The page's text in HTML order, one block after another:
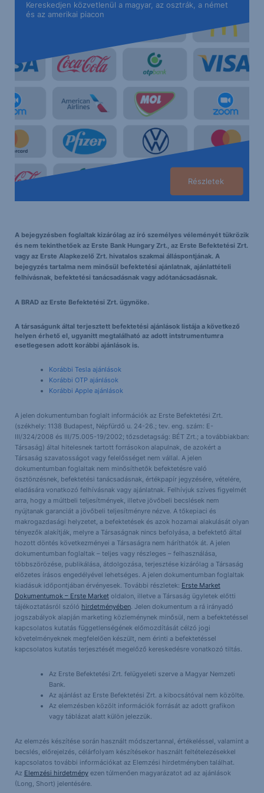
Kereskedjen közvetlenül a magyar, az osztrák, a német
és az amerikai piacon
Részletek
A bejegyzésben foglaltak kizárólag az író személyes véleményét tükrözik
és nem tekinthetőek az Erste Bank Hungary Zrt., az Erste Befektetési Zrt.
vagy az Erste Alapkezelő Zrt. hivatalos szakmai álláspontjának. A
bejegyzés tartalma nem minősül befektetési ajánlatnak, ajánlattételi
felhívásnak, befektetési tanácsadásnak vagy adótanácsadásnak.
A BRAD az Erste Befektetési Zrt. ügynöke.
A társaságunk által terjesztett befektetési ajánlások listája a következő
helyen érhető el, ugyanitt megtalálható az adott intstrumentumra
esetlegesen adott korábbi ajánlások is.
Korábbi Tesla ajánlások
Korábbi OTP ajánlások
Korábbi Apple ajánlások
A jelen dokumentumban foglalt információk az Erste Befektetési Zrt.
(székhely: 1138 Budapest, Népfürdő u. 24-26.; tev. eng. szám: E-
III/324/2008 és III/75.005-19/2002; tőzsdetagság: BÉT Zrt.; a továbbiakban:
Társaság) által hitelesnek tartott forrásokon alapulnak, de azokért a
Társaság szavatosságot vagy felelősséget nem vállal. A jelen
dokumentumban foglaltak nem minősíthetők befektetésre való
ösztönzésnek, befektetési tanácsadásnak, értékpapír jegyzésére, vételére,
eladására vonatkozó felhívásnak vagy ajánlatnak. Felhívjuk szíves figyelmét
arra, hogy a múltbeli teljesítmények, illetve jövőbeli becslések nem
nyújtanak garanciát a jövőbeli teljesítményre nézve. A tőkepiaci és
makrogazdasági helyzetet, a befektetések és azok hozamai alakulását olyan
tényezők alakítják, melyre a Társaságnak nincs befolyása, a befektető által
hozott döntés következményei a Társaságra nem háríthatók át. A jelen
dokumentumban foglaltak – teljes vagy részleges – felhasználása,
többszörözése, publikálása, átdolgozása, terjesztése kizárólag a Társaság
előzetes írásos engedélyével lehetséges. A jelen dokumentumban foglaltak
kiadásuk időpontjában érvényesek. További részletek: Erste Market
Dokumentumok – Erste Marketoldalon, illetve a Társaság ügyletek előtti
tájékoztatásról szóló hirdetményében. Jelen dokumentum a rá irányadó
jogszabályok alapján marketing közleménynek minősül, nem a befektetéssel
kapcsolatos kutatás függetlenségének előmozdítását célzó jogi
követelményeknek megfelelően készült, nem érinti a befektetéssel
kapcsolatos kutatás terjesztését megelőző kereskedésre vonatkozó tiltás.
Az Erste Befektetési Zrt. felügyeleti szerve a Magyar Nemzeti
Bank.
Az ajánlást az Erste Befektetési Zrt. a kibocsátóval nem közölte.
Az elemzésben közölt információk forrását az adott grafikon
vagy táblázat alatt külön jelezzük.
Az elemzés készítése során használt módszertannal, értékeléssel, valamint a
becslés, előrejelzés, célárfolyam készítésekor használt feltételezésekkel
kapcsolatos további információkat az Elemzési hirdetményben találhat.
Az Elemzési hirdetményezen túlmenően magyarázatot ad az ajánlások
(Long, Short) jelentésére.